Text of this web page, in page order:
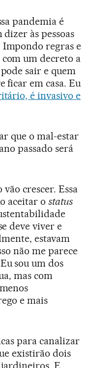
pandemia é
às pessoas
regras e
um decreto a
sair e quem
ficar em casa. Eu
é invasivo e
que o mal-estar
passado será
crescer. Essa
aceitar ostatus
deve viver e
estavam
não me parece
sou um dos
mas com
e mais
para canalizar
existirão dois